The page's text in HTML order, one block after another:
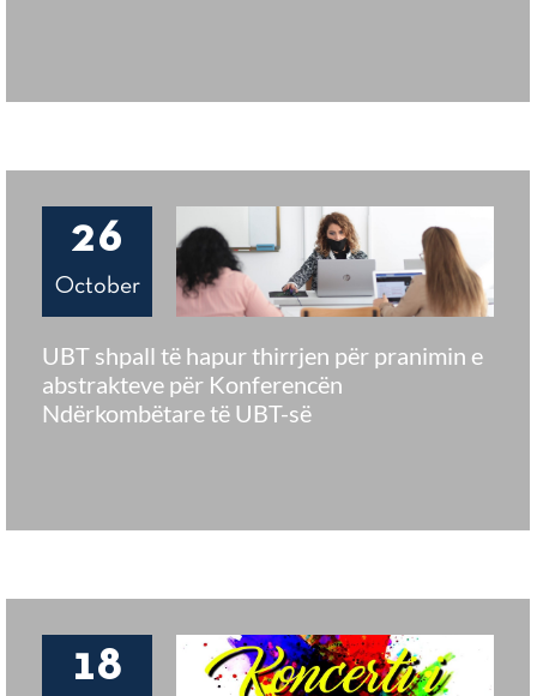
26
October
UBT shpall të hapur thirrjen për pranimin e
abstrakteve për Konferencën
Ndërkombëtare të UBT-së
18